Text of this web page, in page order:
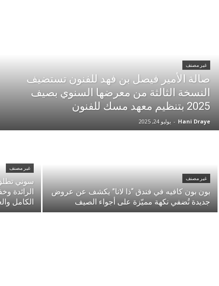
غير مصنف
صالة الأمير فيصل بن فهد للفنون تستضيف
النسخة الثالثة من معرضها السنوي بصيف
2025 بتنظيم معهد مسك للفنون
Hani Draye
- يوليو 24, 2025
غير مصنف
بون بون كافيه في فندق “ذا لانا” يكشف عن عروض
جديدة تُضفي نكهة مميّزة على أجواء الصيف
غير مصنف
الرائدة
الكامل